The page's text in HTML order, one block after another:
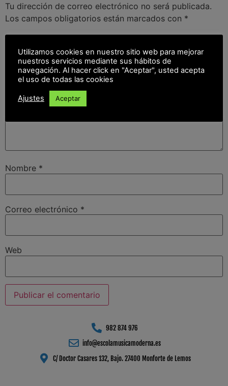
Tu dirección de correo electrónico no será publicada.
Los campos obligatorios están marcados con *
Comentario
Nombre *
Correo electrónico *
Web
982 874 976
info@escolamusicamoderna.es
C/ Doctor Casares 132, Bajo. 27400 Monforte de Lemos
Utilizamos cookies en nuestro sitio web para mejorar
nuestros servicios mediante sus hábitos de
navegación. Al hacer click en "Aceptar", usted acepta
el uso de todas las cookies
Ajustes Aceptar